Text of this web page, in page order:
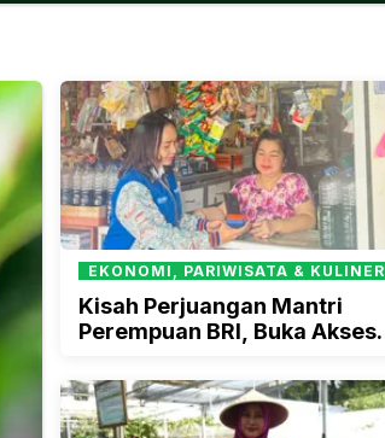
EKONOMI, PARIWISATA & KULINER
Kisah Perjuangan Mantri
Perempuan BRI, Buka Akses